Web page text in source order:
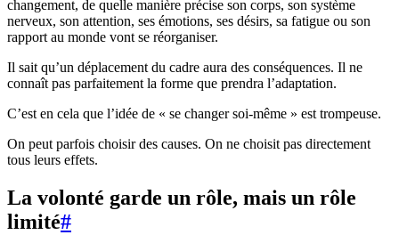
changement, de quelle manière précise son corps, son système
nerveux, son attention, ses émotions, ses désirs, sa fatigue ou son
rapport au monde vont se réorganiser.
Il sait qu’un déplacement du cadre aura des conséquences. Il ne
connaît pas parfaitement la forme que prendra l’adaptation.
C’est en cela que l’idée de « se changer soi-même » est trompeuse.
On peut parfois choisir des causes. On ne choisit pas directement
tous leurs effets.
La volonté garde un rôle, mais un rôle
limité#